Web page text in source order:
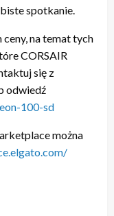
spotkanie.
na temat tych
CORSAIR
się z
odwiedź
100-sd
można